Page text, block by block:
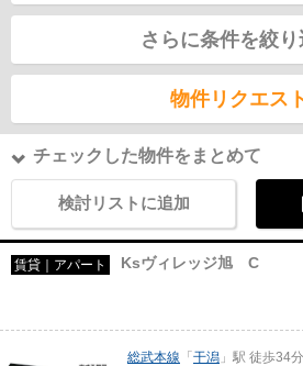
さらに条件を絞
物件リクエス
チェックした物件をまとめて
検討リストに追加
賃貸｜アパート Ksヴィレッジ旭 C
総武本線 「干潟 」駅 徒歩34分